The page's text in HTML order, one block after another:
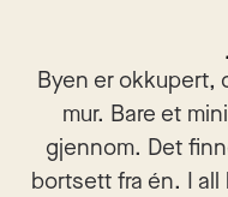
Byen er okkupert,
mur. Bare et
gjennom. Det
bortsett fra én. I